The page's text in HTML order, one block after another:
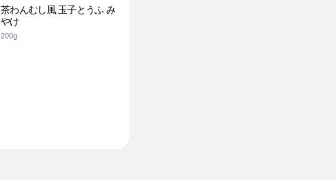
茶わんむし風 玉子とうふ み
やけ
200g